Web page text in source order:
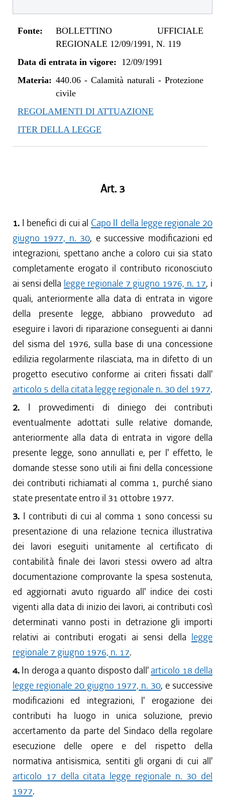
Fonte:
BOLLETTINO UFFICIALE
REGIONALE 12/09/1991, N. 119
Data di entrata in vigore: 12/09/1991
Materia: 440.06- Calamità naturali - Protezione
civile
REGOLAMENTI DI ATTUAZIONE
ITER DELLA LEGGE
Art. 3
1. I benefici di cui al Capo II della legge regionale 20
giugno 1977, n. 30, e successive modificazioni ed
integrazioni, spettano anche a coloro cui sia stato
completamente erogato il contributo riconosciuto
ai sensi della legge regionale 7 giugno 1976, n. 17, i
quali, anteriormente alla data di entrata in vigore
della presente legge, abbiano provveduto ad
eseguire i lavori di riparazione conseguenti ai danni
del sisma del 1976, sulla base di una concessione
edilizia regolarmente rilasciata, ma in difetto di un
progetto esecutivo conforme ai criteri fissati dall'
articolo 5 della citata legge regionale n. 30 del 1977.
2. I provvedimenti di diniego dei contributi
eventualmente adottati sulle relative domande,
anteriormente alla data di entrata in vigore della
presente legge, sono annullati e, per l' effetto, le
domande stesse sono utili ai fini della concessione
dei contributi richiamati al comma 1, purché siano
state presentate entro il 31 ottobre 1977.
3. I contributi di cui al comma 1 sono concessi su
presentazione di una relazione tecnica illustrativa
dei lavori eseguiti unitamente al certificato di
contabilità finale dei lavori stessi ovvero ad altra
documentazione comprovante la spesa sostenuta,
ed aggiornati avuto riguardo all' indice dei costi
vigenti alla data di inizio dei lavori, ai contributi così
determinati vanno posti in detrazione gli importi
relativi ai contributi erogati ai sensi della legge
regionale 7 giugno 1976, n. 17.
4. In deroga a quanto disposto dall' articolo 18 della
legge regionale 20 giugno 1977, n. 30, e successive
modificazioni ed integrazioni, l' erogazione dei
contributi ha luogo in unica soluzione, previo
accertamento da parte del Sindaco della regolare
esecuzione delle opere e del rispetto della
normativa antisismica, sentiti gli organi di cui all'
articolo 17 della citata legge regionale n. 30 del
1977.